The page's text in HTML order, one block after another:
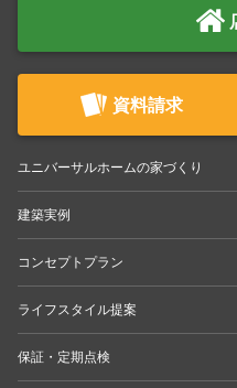
資料請求
ユニバーサルホームの家づくり
建築実例
コンセプトプラン
ライフスタイル提案
保証・定期点検